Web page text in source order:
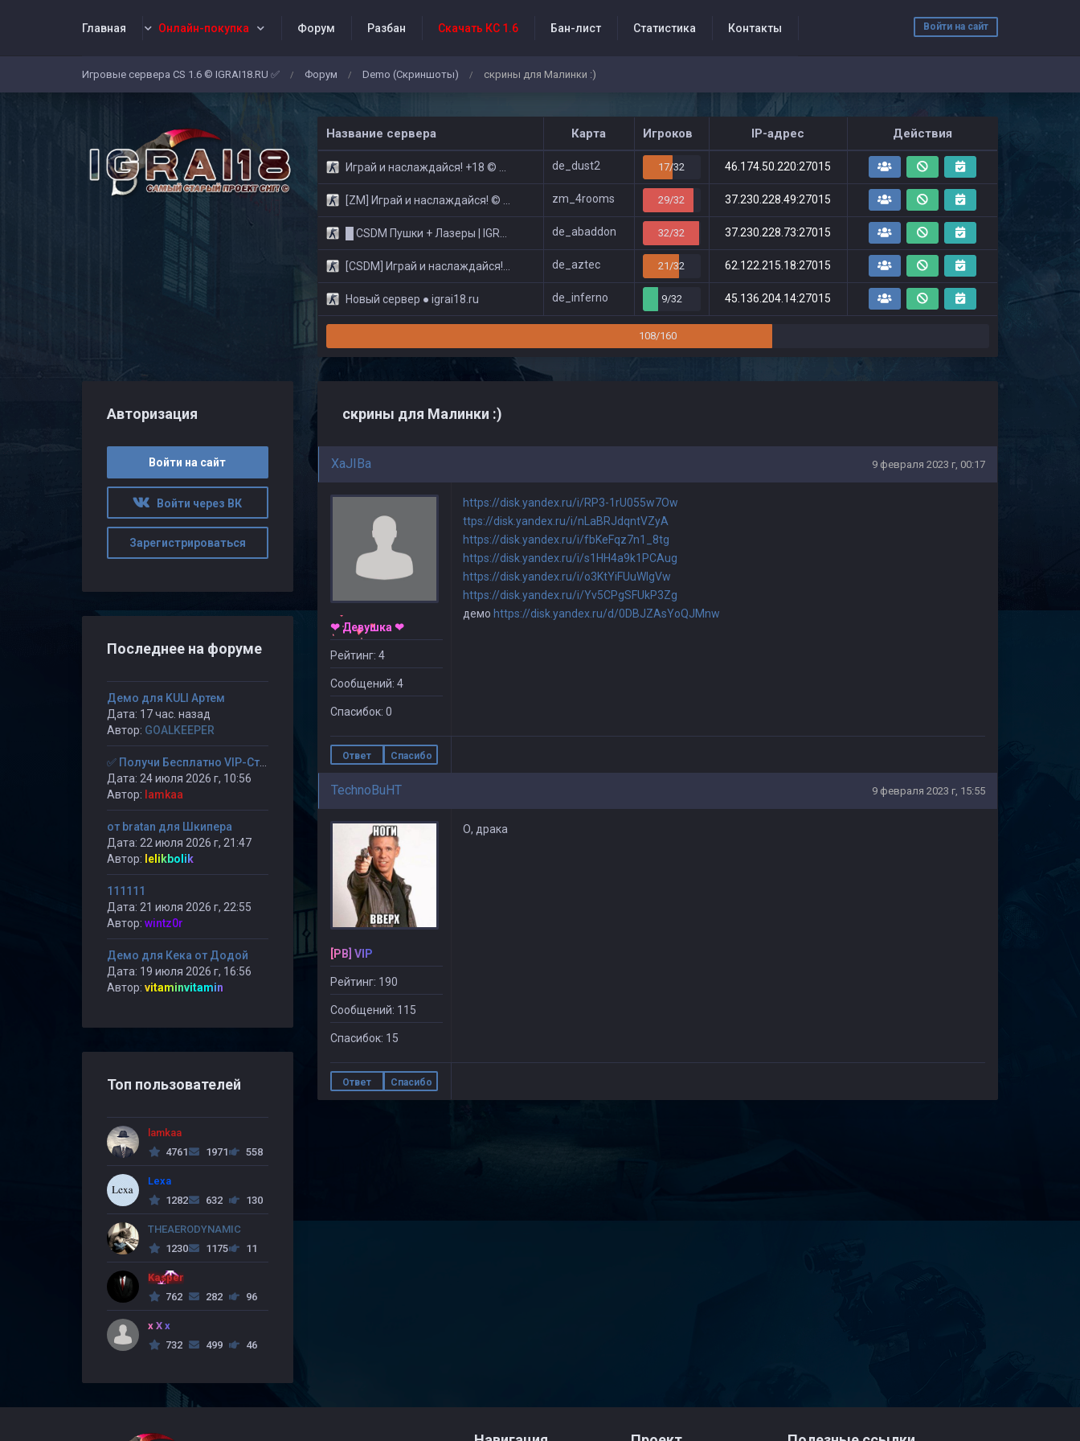
Войти на сайт
Главная Онлайн-покупка Форум Разбан Скачать КС 1.6 Бан-лист Статистика Контакты
События проекта
Игровые сервера CS 1.6 © IGRAI18.RU ✅ / Форум / Demo (Скриншоты) / скрины для Малинки :)
Название сервера Карта Игроков IP-адрес Действия
Играй и наслаждайся! +18 © Public de_dust2 17/32 46.174.50.220:27015
[ZM] Играй и наслаждайся! © Zombie Show zm_4rooms 29/32 37.230.228.49:27015
█ CSDM Пушки + Лазеры | IGRAI18.RU ツ █ de_abaddon 32/32 37.230.228.73:27015
[CSDM] Играй и наслаждайся! © Classic de_aztec 21/32 62.122.215.18:27015
Новый сервер ● igrai18.ru de_inferno 9/32 45.136.204.14:27015
108/160
скрины для Малинки :)
XaJIBa 9 февраля 2023 г, 00:17
❤ Девушка ❤
Рейтинг: 4
Сообщений: 4
Спасибок: 0
https://disk.yandex.ru/i/RP3-1rU055w7Ow
ttps://disk.yandex.ru/i/nLaBRJdqntVZyA
https://disk.yandex.ru/i/fbKeFqz7n1_8tg
https://disk.yandex.ru/i/s1HH4a9k1PCAug
https://disk.yandex.ru/i/o3KtYiFUuWIgVw
https://disk.yandex.ru/i/Yv5CPgSFUkP3Zg
демо https://disk.yandex.ru/d/0DBJZAsYoQJMnw
Ответ Спасибо
TechnoBuHT 9 февраля 2023 г, 15:55
[PB] VIP
Рейтинг: 190
Сообщений: 115
Спасибок: 15
О, драка
Ответ Спасибо
Авторизация
Войти на сайт
Войти через ВК
Зарегистрироваться
Последнее на форуме
Демо для KULI Артем
Дата: 17 час. назад
Автор: GOALKEEPER
Дата: 24 июля 2026 г, 10:56
Автор: lamkaa
от bratan для Шкипера
Дата: 22 июля 2026 г, 21:47
Автор: lelikbolik
111111
Дата: 21 июля 2026 г, 22:55
Автор: wintz0r
Демо для Кека от Додой
Дата: 19 июля 2026 г, 16:56
Автор: vitaminvitamin
Топ пользователей
lamkaa
4761
1971 558
Lexa
1282
632 130
THEAERODYNAMIC
1230
1175 11
Kasper
762
282 96
x X x
732
499 46